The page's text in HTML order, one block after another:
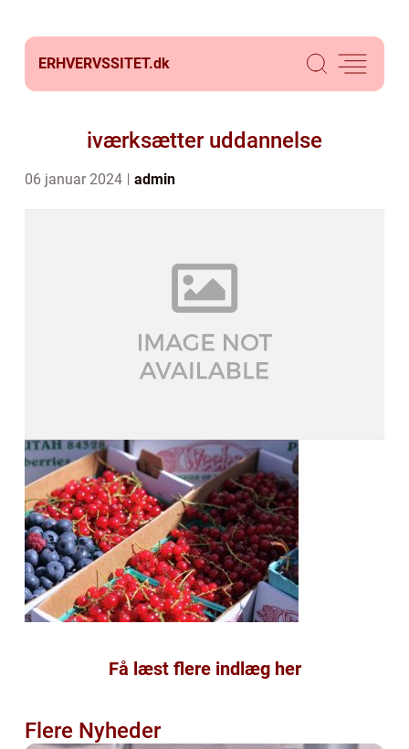
ERHVERVSSITET.dk
iværksætter uddannelse
06 januar 2024 admin
Få læst flere indlæg her
Flere Nyheder